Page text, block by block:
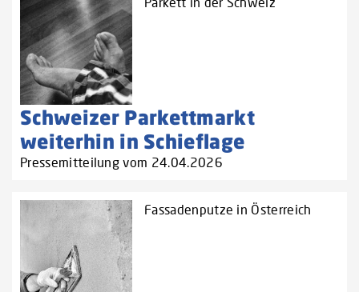
Schweizer Parkettmarkt
weiterhin in Schieflage
Pressemitteilung vom 24.04.2026
Fassadenputze in Österreich